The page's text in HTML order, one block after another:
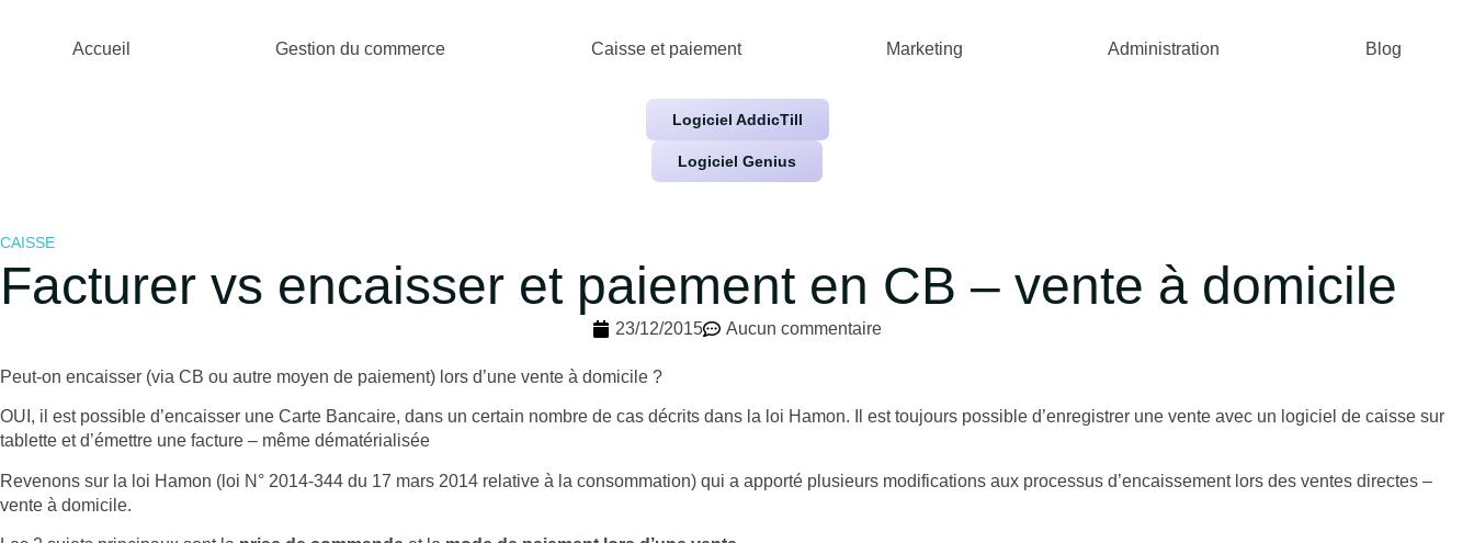
Accueil Gestion du commerce Caisse et paiement Marketing Administration Blog
Logiciel AddicTill
Logiciel Genius
CAISSE
Facturer vs encaisser et paiement en CB – vente à domicile
23/12/2015 Aucun commentaire
Peut-on encaisser (via CB ou autre moyen de paiement) lors d’une vente à domicile ?
OUI, il est possible d’encaisser une Carte Bancaire, dans un certain nombre de cas décrits dans la loi Hamon. Il est toujours possible d’enregistrer une vente avec un logiciel de caisse sur
tablette et d’émettre une facture – même dématérialisée
Revenons sur la loi Hamon (loi N° 2014-344 du 17 mars 2014 relative à la consommation) qui a apporté plusieurs modifications aux processus d’encaissement lors des ventes directes –
vente à domicile.